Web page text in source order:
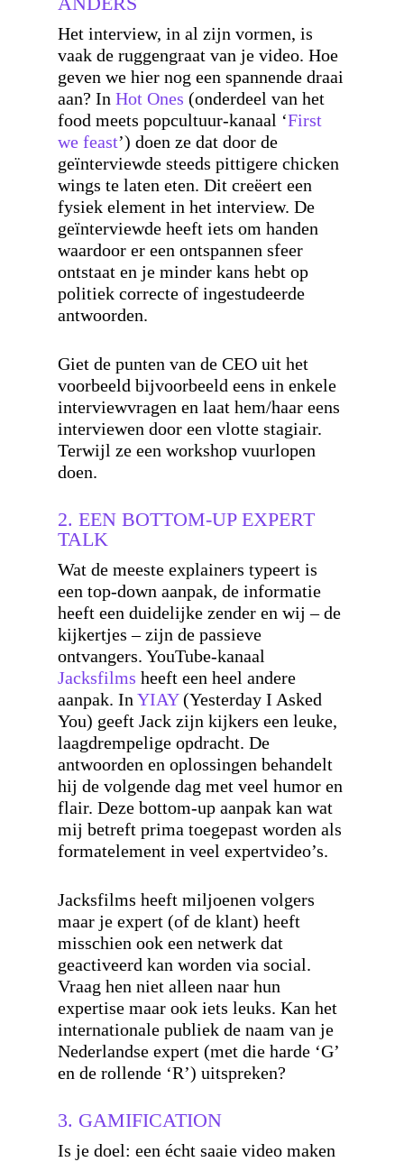
Het interview, in al zijn vormen, is
vaak de ruggengraat van je video. Hoe
geven we hier nog een spannende draai
aan? In Hot Ones (onderdeel van het
food meets popcultuur-kanaal ‘First
we feast’) doen ze dat door de
geïnterviewde steeds pittigere chicken
wings te laten eten. Dit creëert een
fysiek element in het interview. De
geïnterviewde heeft iets om handen
waardoor er een ontspannen sfeer
ontstaat en je minder kans hebt op
politiek correcte of ingestudeerde
antwoorden.
Giet de punten van de CEO uit het
voorbeeld bijvoorbeeld eens in enkele
interviewvragen en laat hem/haar eens
interviewen door een vlotte stagiair.
Terwijl ze een workshop vuurlopen
doen.
2. EEN BOTTOM-UP EXPERT
TALK
Wat de meeste explainers typeert is
een top-down aanpak, de informatie
heeft een duidelijke zender en wij – de
kijkertjes – zijn de passieve
ontvangers. YouTube-kanaal
Jacksfilms heeft een heel andere
aanpak. In YIAY(Yesterday I Asked
You) geeft Jack zijn kijkers een leuke,
laagdrempelige opdracht. De
antwoorden en oplossingen behandelt
hij de volgende dag met veel humor en
flair. Deze bottom-up aanpak kan wat
mij betreft prima toegepast worden als
formatelement in veel expertvideo’s.
Jacksfilms heeft miljoenen volgers
maar je expert (of de klant) heeft
misschien ook een netwerk dat
geactiveerd kan worden via social.
Vraag hen niet alleen naar hun
expertise maar ook iets leuks. Kan het
internationale publiek de naam van je
Nederlandse expert (met die harde ‘G’
en de rollende ‘R’) uitspreken?
3. GAMIFICATION
Is je doel: een écht saaie video maken